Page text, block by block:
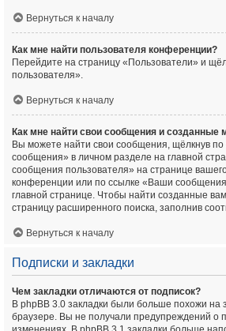
Вернуться к началу
Как мне найти пользователя конференции?
Перейдите на страницу «Пользователи» и
пользователя».
Вернуться к началу
Как мне найти свои сообщения и созданные
Вы можете найти свои сообщения, щёлкнув по
сообщения» в личном разделе на главной
сообщения пользователя» на странице
конференции или по ссылке «Ваши
главной странице. Чтобы найти созданные
страницу расширенного поиска, заполнив
Вернуться к началу
Подписки и закладки
Чем закладки отличаются от подписок?
В phpBB 3.0 закладки были больше похожи на
браузере. Вы не получали предупреждений о